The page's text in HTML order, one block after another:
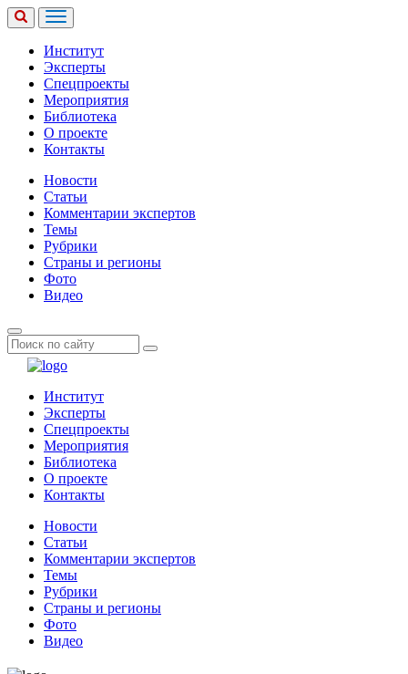
Институт
Эксперты
Спецпроекты
Мероприятия
Библиотека
О проекте
Контакты
Новости
Статьи
Комментарии экспертов
Темы
Рубрики
Страны и регионы
Фото
Видео
Институт
Эксперты
Спецпроекты
Мероприятия
Библиотека
О проекте
Контакты
Новости
Статьи
Комментарии экспертов
Темы
Рубрики
Страны и регионы
Фото
Видео